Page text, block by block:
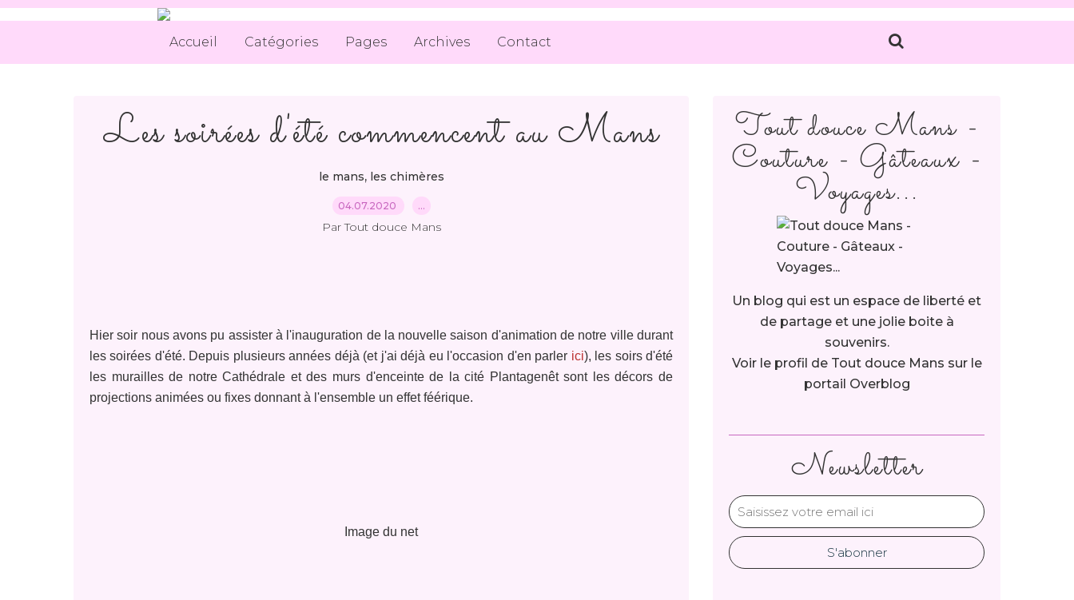
Accueil Catégories Pages Archives Contact
Les soirées d'été commencent au Mans
le mans, les chimères
04.07.2020 …
Par Tout douce Mans
Hier soir nous avons pu assister à l'inauguration de la nouvelle saison d'animation de notre ville durant
les soirées d'été. Depuis plusieurs années déjà (et j'ai déjà eu l'occasion d'en parler ici), les soirs d'été
les murailles de notre Cathédrale et des murs d'enceinte de la cité Plantagenêt sont les décors de
projections animées ou fixes donnant à l'ensemble un effet féérique.
Image du net
Newsletter
Tout douce Mans -
Couture - Gâteaux -
Voyages...
Un blog qui est un espace de liberté et
de partage et une jolie boite à
souvenirs.
Voir le profil de Tout douce Mans sur le
portail Overblog